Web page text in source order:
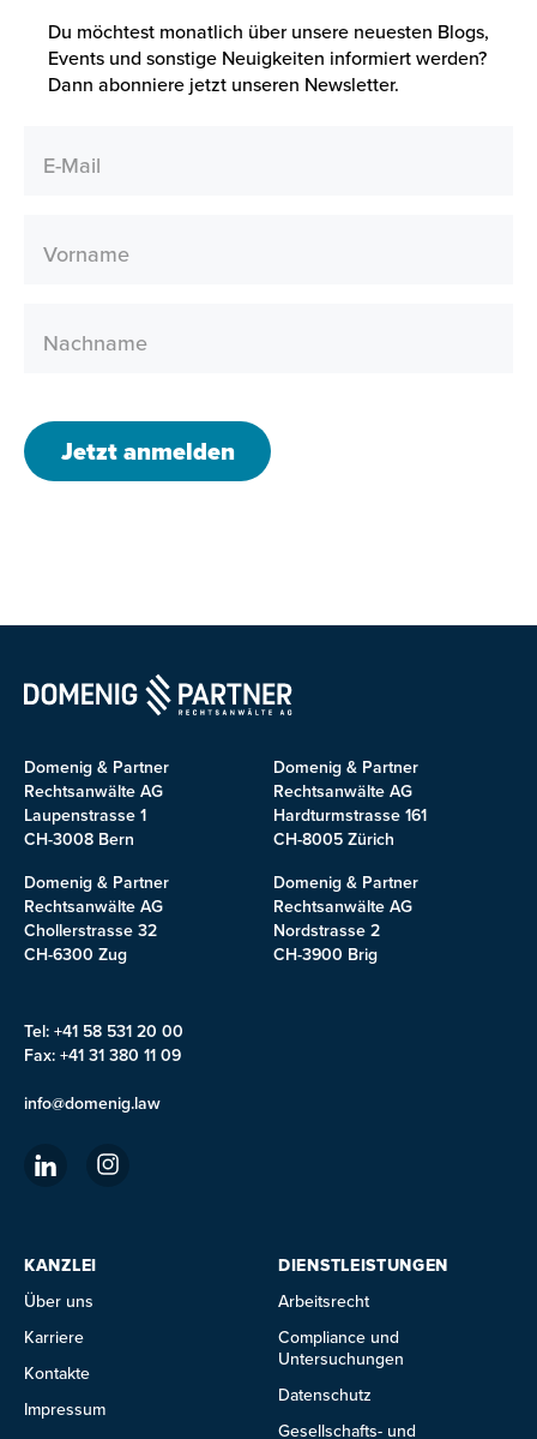
Du möchtest monatlich über unsere neuesten Blogs,
Events und sonstige Neuigkeiten informiert werden?
Dann abonniere jetzt unseren Newsletter.
E-Mail
Vorname
Nachname
Jetzt anmelden
Domenig & Partner
Rechtsanwälte AG
Laupenstrasse 1
CH-3008 Bern
Domenig & Partner
Rechtsanwälte AG
Hardturmstrasse 161
CH-8005 Zürich
Domenig & Partner
Rechtsanwälte AG
Chollerstrasse 32
CH-6300 Zug
Domenig & Partner
Rechtsanwälte AG
Nordstrasse 2
CH-3900 Brig
Tel: +41 58 531 20 00
Fax: +41 31 380 11 09
info@domenig.law
KANZLEI
Über uns
Karriere
Kontakte
Impressum
DIENSTLEISTUNGEN
Arbeitsrecht
Compliance und
Untersuchungen
Datenschutz
Gesellschafts- und